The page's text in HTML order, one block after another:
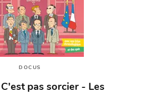
DOCUS
pas sorcier - Les